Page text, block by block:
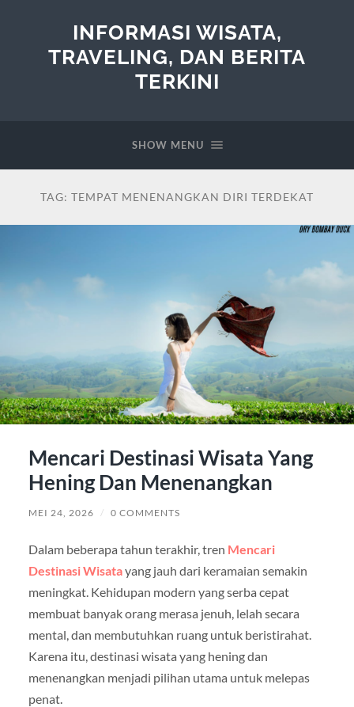
INFORMASI WISATA,
TRAVELING, DAN BERITA
TERKINI
SHOW MENU
TAG: TEMPAT MENENANGKAN DIRI TERDEKAT
Mencari Destinasi Wisata Yang
Hening Dan Menenangkan
MEI 24, 2026 / 0 COMMENTS
Dalam beberapa tahun terakhir, tren Mencari
Destinasi Wisatayang jauh dari keramaian semakin
meningkat. Kehidupan modern yang serba cepat
membuat banyak orang merasa jenuh, lelah secara
mental, dan membutuhkan ruang untuk beristirahat.
Karena itu, destinasi wisata yang hening dan
menenangkan menjadi pilihan utama untuk melepas
penat.